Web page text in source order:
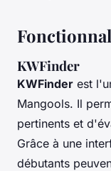
KWFinder
KWFinder est
Mangools. Il
pertinents et
Grâce à une
débutants